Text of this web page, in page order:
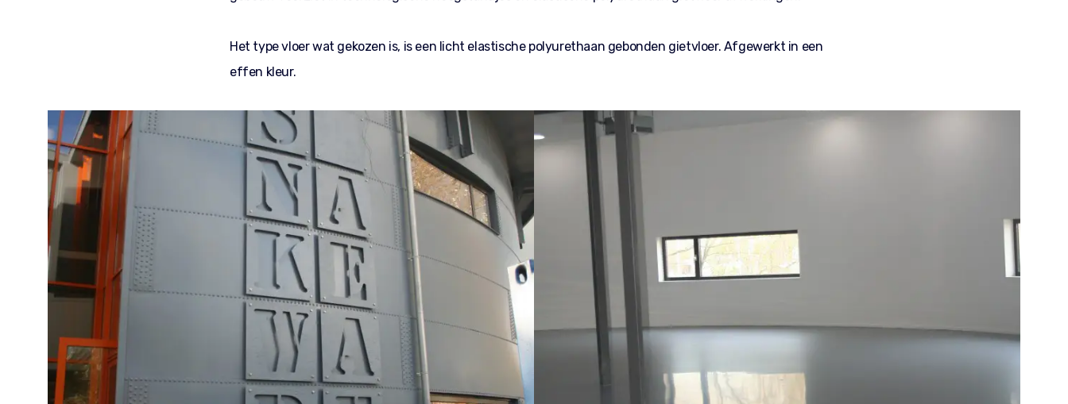
Het type vloer wat gekozen is, is een licht elastische polyurethaan gebonden gietvloer. Afgewerkt in een
effen kleur.